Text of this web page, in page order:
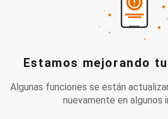
Estamos mejorando
Algunas funciones se están
nuevamente en algunos